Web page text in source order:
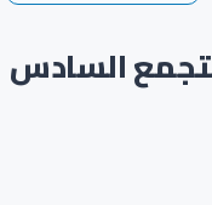
على دراية بأفضل
تضع السكان
السادس